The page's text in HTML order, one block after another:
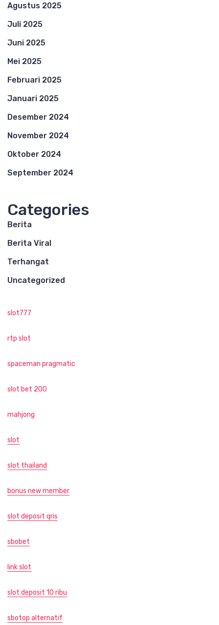
Agustus 2025
Juli 2025
Juni 2025
Mei 2025
Februari 2025
Januari 2025
Desember 2024
November 2024
Oktober 2024
September 2024
Categories
Berita
Berita Viral
Terhangat
Uncategorized
slot777
rtp slot
spaceman pragmatic
slot bet 200
mahjong
slot
slot thailand
bonus new member
slot deposit qris
sbobet
link slot
slot deposit 10 ribu
sbotop alternatif